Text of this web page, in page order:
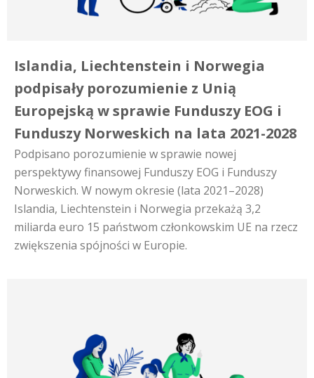
Islandia, Liechtenstein i Norwegia
podpisały porozumienie z Unią
Europejską w sprawie Funduszy EOG i
Funduszy Norweskich na lata 2021-2028
Podpisano porozumienie w sprawie nowej
perspektywy finansowej Funduszy EOG i Funduszy
Norweskich. W nowym okresie (lata 2021–2028)
Islandia, Liechtenstein i Norwegia przekażą 3,2
miliarda euro 15 państwom członkowskim UE na rzecz
zwiększenia spójności w Europie.